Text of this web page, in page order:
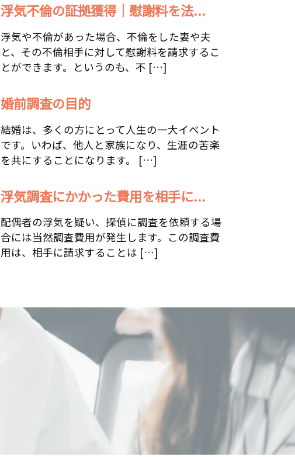
浮気不倫の証拠獲得｜慰謝料を法...
浮気や不倫があった場合、不倫をした妻や夫
と、その不倫相手に対して慰謝料を請求するこ
とができます。というのも、不 […]
婚前調査の目的
結婚は、多くの方にとって人生の一大イベント
です。いわば、他人と家族になり、生涯の苦楽
を共にすることになります。 […]
浮気調査にかかった費用を相手に...
配偶者の浮気を疑い、探偵に調査を依頼する場
合には当然調査費用が発生します。この調査費
用は、相手に請求することは […]